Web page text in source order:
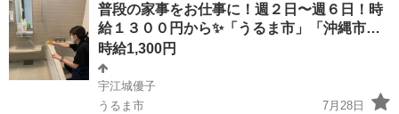
（保証は変わらず） （金）（土）は19:00～翌4:30 【給与】完全日払
い 平日ハー...
普段の家事をお仕事に！週２日〜週６日！時
給１３００円から✨「うるま市」「沖縄市…
時給1,300円
宇江城優子
うるま市
7月28日